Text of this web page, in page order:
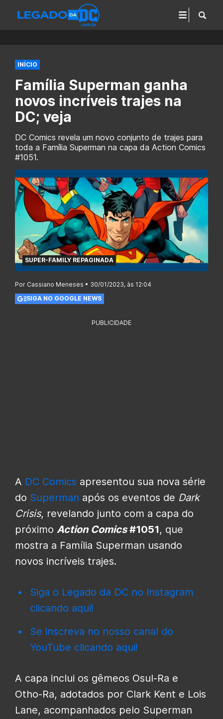
INÍCIO
Família Superman ganha
novos incríveis trajes na
DC; veja
DC Comics revela um novo conjunto de trajes para
toda a Família Superman na capa da Action Comics
#1051.
SUPER-FAMILY REPAGINADA
Por Cassiano Meneses • 30/01/2023, às 12:04
SIGA NO GOOGLE NEWS
PUBLICIDADE
A DC Comics apresentou sua nova série
do Superman após os eventos de Dark
Crisis, revelando junto com a capa do
próximo Action Comics#1051, que
mostra a Família Superman usando
novos incríveis trajes.
Siga o Legado da DC no Instagram
clicando aqui!
Se inscreva no nosso canal do
YouTube clicando aqui!
A capa inclui os gêmeos Osul-Ra e
Otho-Ra, adotados por Clark Kent e Lois
Lane, acompanhados pelo Superman